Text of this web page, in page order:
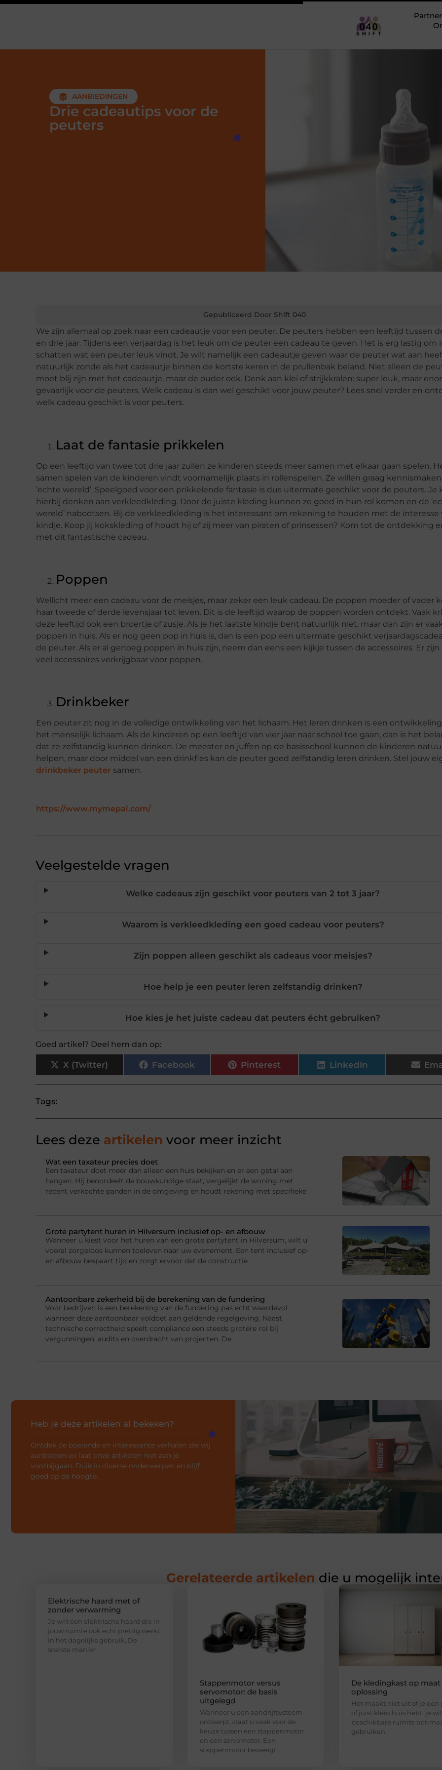
AANBIEDINGEN
Drie cadeautips voor de
peuters
Gepubliceerd Door Shift 040
We zijn allemaal op zoek naar een cadeautje voor een peuter. De peuters hebben een leeftijd tussen
en drie jaar. Tijdens een verjaardag is het leuk om de peuter een cadeau te geven. Het is erg lastig om
schatten wat een peuter leuk vindt. Je wilt namelijk een cadeautje geven waar de peuter wat aan
natuurlijk zonde als het cadeautje binnen de kortste keren in de prullenbak beland. Niet alleen de
moet blij zijn met het cadeautje, maar de ouder ook. Denk aan klei of strijkkralen: super leuk, maar
gevaarlijk voor de peuters. Welk cadeau is dan wel geschikt voor jouw peuter? Lees snel verder en
welk cadeau geschikt is voor peuters.
Laat de fantasie prikkelen
Op een leeftijd van twee tot drie jaar zullen ze kinderen steeds meer samen met elkaar gaan spelen.
samen spelen van de kinderen vindt voornamelijk plaats in rollenspellen. Ze willen graag
‘echte wereld’. Speelgoed voor een prikkelende fantasie is dus uitermate geschikt voor de peuters. Je
hierbij denken aan verkleedkleding. Door de juiste kleding kunnen ze goed in hun rol komen en de
wereld’ nabootsen. Bij de verkleedkleding is het interessant om rekening te houden met de interesse
kindje. Koop jij kokskleding of houdt hij of zij meer van piraten of prinsessen? Kom tot de ontdekking
met dit fantastische cadeau.
Poppen
Wellicht meer een cadeau voor de meisjes, maar zeker een leuk cadeau. De poppen moeder of vader
haar tweede of derde levensjaar tot leven. Dit is de leeftijd waarop de poppen worden ontdekt. Vaak
deze leeftijd ook een broertje of zusje. Als je het laatste kindje bent natuurlijk niet, maar dan zijn er
poppen in huis. Als er nog geen pop in huis is, dan is een pop een uitermate geschikt
de peuter. Als er al genoeg poppen in huis zijn, neem dan eens een kijkje tussen de accessoires. Er
veel accessoires verkrijgbaar voor poppen.
Drinkbeker
Een peuter zit nog in de volledige ontwikkeling van het lichaam. Het leren drinken is een
het menselijk lichaam. Als de kinderen op een leeftijd van vier jaar naar school toe gaan, dan is het
dat ze zelfstandig kunnen drinken. De meester en juffen op de basisschool kunnen de kinderen
helpen, maar door middel van een drinkfles kan de peuter goed zelfstandig leren drinken. Stel jouw
drinkbeker peuter samen.
https://www.mymepal.com/
Veelgestelde vragen
Welke cadeaus zijn geschikt voor peuters van 2 tot 3 jaar?
Waarom is verkleedkleding een goed cadeau voor peuters?
Zijn poppen alleen geschikt als cadeaus voor meisjes?
Hoe help je een peuter leren zelfstandig drinken?
Hoe kies je het juiste cadeau dat peuters écht gebruiken?
Goed artikel? Deel hem dan op:
X (Twitter) Facebook Pinterest LinkedIn
Tags:
Lees deze artikelen voor meer inzicht
Wat een taxateur precies doet
Een taxateur doet meer dan alleen een huis bekijken en er een getal aan
hangen. Hij beoordeelt de bouwkundige staat, vergelijkt de woning met
recent verkochte panden in de omgeving en houdt rekening met specifieke
Grote partytent huren in Hilversum inclusief op- en afbouw
Wanneer u kiest voor het huren van een grote partytent in Hilversum, wilt u
vooral zorgeloos kunnen toeleven naar uw evenement. Een tent inclusief op-
en afbouw bespaart tijd en zorgt ervoor dat de constructie
Aantoonbare zekerheid bij de berekening van de fundering
Voor bedrijven is een berekening van de fundering pas echt waardevol
wanneer deze aantoonbaar voldoet aan geldende regelgeving. Naast
technische correctheid speelt compliance een steeds grotere rol bij
vergunningen, audits en overdracht van projecten. De
Heb je deze artikelen al bekeken?
Ontdek de boeiende en interessante verhalen die wij
aanbieden en laat onze artikelen niet aan je
voorbijgaan. Duik in diverse onderwerpen en blijf
goed op de hoogte.
Gerelateerde artikelen die u mogelijk
Elektrische haard met of
zonder verwarming
Je wilt een elektrische haard die in
jouw ruimte ook echt prettig werkt
in het dagelijks gebruik. De
snelste manier
Stappenmotor versus
servomotor: de basis
uitgelegd
Wanneer u een aandrijfsysteem
ontwerpt, staat u vaak voor de
keuze tussen een stappenmotor
en een servomotor. Een
stappenmotor beweegt
De kledingkast op maat
oplossing
Het maakt niet uit of je een
of juist klein huis hebt: je
beschikbare ruimte
gebruiken